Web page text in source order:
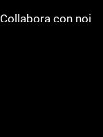
Collabora con noi